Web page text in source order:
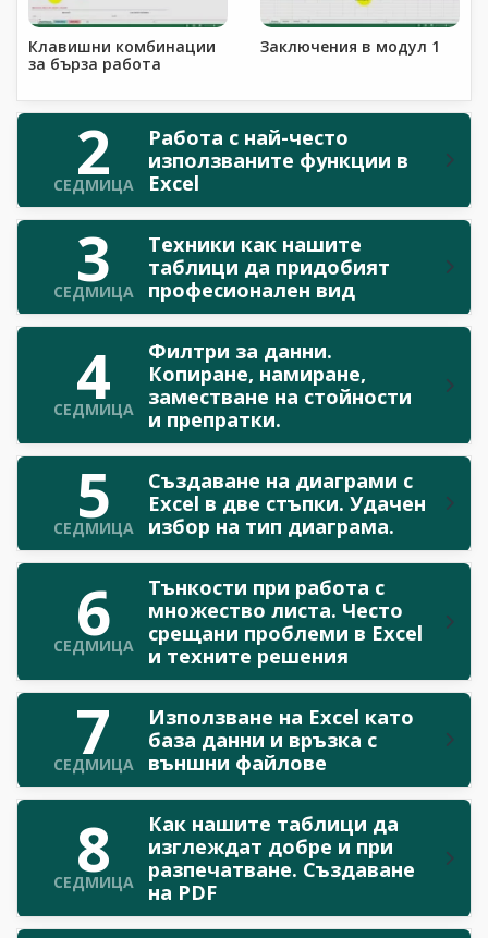
Клавишни комбинации
за бърза работа
Заключения в модул 1
2
СЕДМИЦА
Работа с най-често
използваните функции в
Excel
3
СЕДМИЦА
Техники как нашите
таблици да придобият
професионален вид
4
СЕДМИЦА
Филтри за данни.
Копиране, намиране,
заместване на стойности
и препратки.
5
СЕДМИЦА
Създаване на диаграми с
Excel в две стъпки. Удачен
избор на тип диаграма.
6
СЕДМИЦА
Тънкости при работа с
множество листа. Често
срещани проблеми в Excel
и техните решения
7
СЕДМИЦА
Използване на Excel като
база данни и връзка с
външни файлове
8
СЕДМИЦА
Как нашите таблици да
изглеждат добре и при
разпечатване. Създаване
на PDF